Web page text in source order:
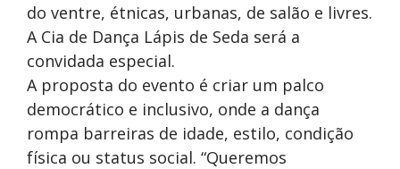
do ventre, étnicas, urbanas, de salão e livres.
A Cia de Dança Lápis de Seda será a
convidada especial.
A proposta do evento é criar um palco
democrático e inclusivo, onde a dança
rompa barreiras de idade, estilo, condição
física ou status social. “Queremos